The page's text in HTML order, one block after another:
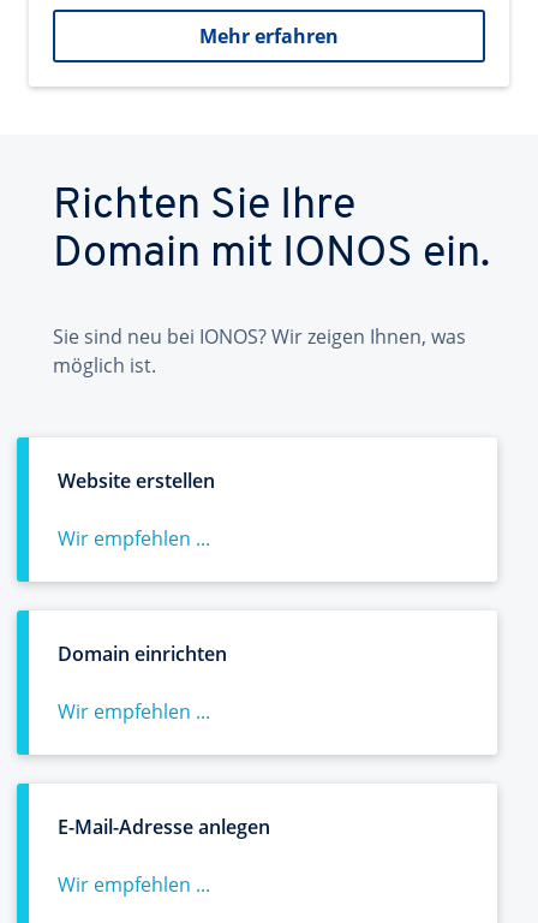
Mehr erfahren
Richten Sie Ihre
Domain mit IONOS ein.
Sie sind neu bei IONOS? Wir zeigen Ihnen, was
möglich ist.
Website erstellen
Wir empfehlen ...
Domain einrichten
Wir empfehlen ...
E-Mail-Adresse anlegen
Wir empfehlen ...